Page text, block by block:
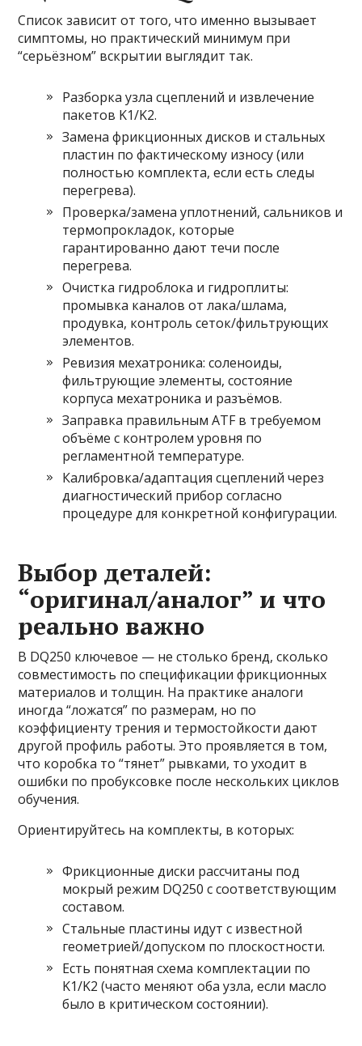
Список зависит от того, что именно вызывает
симптомы, но практический минимум при
“серьёзном” вскрытии выглядит так.
Разборка узла сцеплений и извлечение
пакетов K1/K2.
Замена фрикционных дисков и стальных
пластин по фактическому износу (или
полностью комплекта, если есть следы
перегрева).
Проверка/замена уплотнений, сальников и
термопрокладок, которые
гарантированно дают течи после
перегрева.
Очистка гидроблока и гидроплиты:
промывка каналов от лака/шлама,
продувка, контроль сеток/фильтрующих
элементов.
Ревизия мехатроника: соленоиды,
фильтрующие элементы, состояние
корпуса мехатроника и разъёмов.
Заправка правильным ATF в требуемом
объёме с контролем уровня по
регламентной температуре.
Калибровка/адаптация сцеплений через
диагностический прибор согласно
процедуре для конкретной конфигурации.
Выбор деталей:
“оригинал/аналог” и что
реально важно
В DQ250 ключевое — не столько бренд, сколько
совместимость по спецификации фрикционных
материалов и толщин. На практике аналоги
иногда “ложатся” по размерам, но по
коэффициенту трения и термостойкости дают
другой профиль работы. Это проявляется в том,
что коробка то “тянет” рывками, то уходит в
ошибки по пробуксовке после нескольких циклов
обучения.
Ориентируйтесь на комплекты, в которых:
Фрикционные диски рассчитаны под
мокрый режим DQ250 с соответствующим
составом.
Стальные пластины идут с известной
геометрией/допуском по плоскостности.
Есть понятная схема комплектации по
K1/K2 (часто меняют оба узла, если масло
было в критическом состоянии).